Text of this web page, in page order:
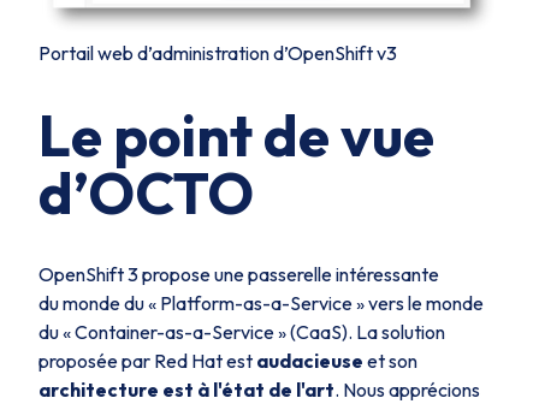
Portail web d’administration d’OpenShift v3
Le point de vue
d’OCTO
OpenShift 3 propose une passerelle intéressante
du monde du « Platform-as-a-Service» vers le monde
du «Container-as-a-Service» (CaaS). La solution
proposée par Red Hat est audacieuse et son
architecture est à l'état de l'art. Nous apprécions